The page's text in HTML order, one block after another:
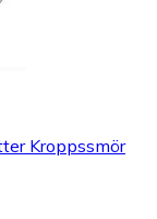
Kroppssmör